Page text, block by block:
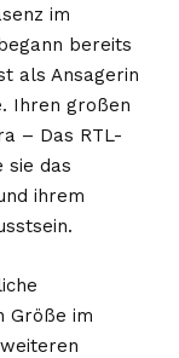
im
bereits
als Ansagerin
Ihren großen
– Das RTL-
sie das
ihrem
Größe im